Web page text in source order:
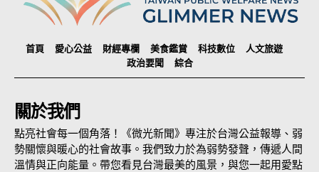
首頁 愛心公益 財經專欄 美食鑑賞 科技數位
人文旅遊
政治要聞
綜合
關於我們
點亮社會每一個角落！《微光新聞》專注於台灣公益報導、弱
勢關懷與暖心的社會故事。我們致力於為弱勢發聲，傳遞人間
溫情與正向能量。帶您看見台灣最美的風景，與您一起用愛點